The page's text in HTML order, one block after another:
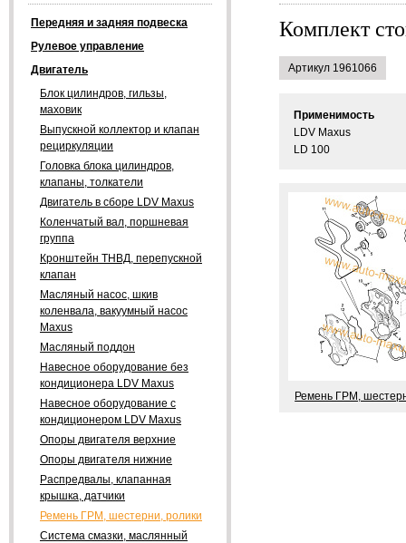
Комплект
Артикул 1961066
Применимость
LDV Maxus
LD 100
Ремень ГРМ,
Передняя и задняя подвеска
Рулевое управление
Двигатель
Блок цилиндров, гильзы,
маховик
Выпускной коллектор и клапан
рециркуляции
Головка блока цилиндров,
клапаны, толкатели
Двигатель в сборе LDV Maxus
Коленчатый вал, поршневая
группа
Кронштейн ТНВД, перепускной
клапан
Масляный насос, шкив
коленвала, вакуумный насос
Maxus
Масляный поддон
Навесное оборудование без
кондиционера LDV Maxus
Навесное оборудование с
кондиционером LDV Maxus
Опоры двигателя верхние
Опоры двигателя нижние
Распредвалы, клапанная
крышка, датчики
Ремень ГРМ, шестерни, ролики
Система смазки, маслянный